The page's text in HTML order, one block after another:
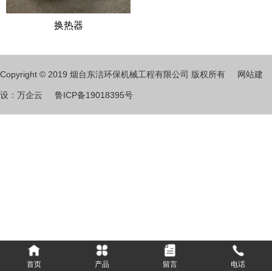
换热器
烟台东洁环保机械工程有限公司成立于1998年，专业从事DMF废
Copyright © 2019 烟台东洁环保机械工程有限公司 版权所有 网站建
设：万企云 鲁ICP备19018395号
首页 产品 留言 电话